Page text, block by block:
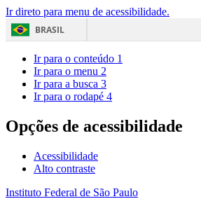
Ir direto para menu de acessibilidade.
BRASIL
Ir para o conteúdo 1
Ir para o menu 2
Ir para a busca 3
Ir para o rodapé 4
Opções de acessibilidade
Acessibilidade
Alto contraste
Instituto Federal de São Paulo